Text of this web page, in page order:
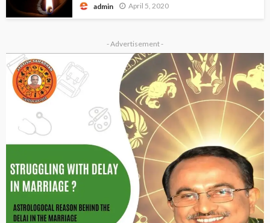
admin April 5, 2020
- Advertisement -